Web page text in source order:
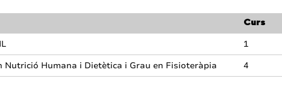
Curs
1
Nutrició Humana i Dietètica i Grau en Fisioteràpia
4